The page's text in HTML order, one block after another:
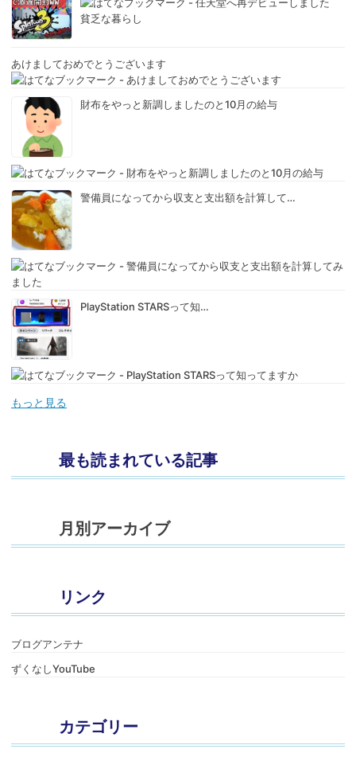
貧乏な暮らし
あけましておめでとうございます
財布をやっと新調しましたのと10月の給与
警備員になってから収支と支出額を計算して…
PlayStation STARSって知…
もっと見る
最も読まれている記事
月別アーカイブ
リンク
ブログアンテナ
ずくなしYouTube
カテゴリー